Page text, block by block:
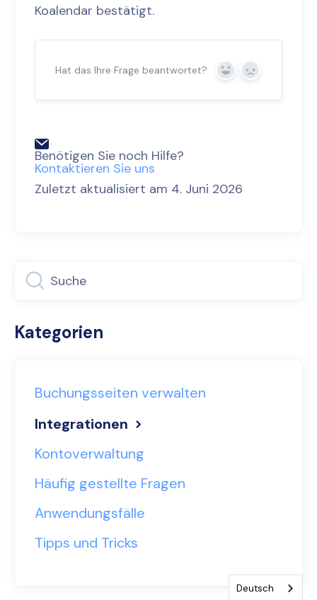
Koalendar bestätigt.
Hat das Ihre Frage beantwortet? Ja Nein
Benötigen Sie noch Hilfe?
Kontaktieren Sie uns
Zuletzt aktualisiert am 4. Juni 2026
Kategorien
Buchungsseiten verwalten
Integrationen
Kontoverwaltung
Häufig gestellte Fragen
Anwendungsfälle
Tipps und Tricks
Deutsch